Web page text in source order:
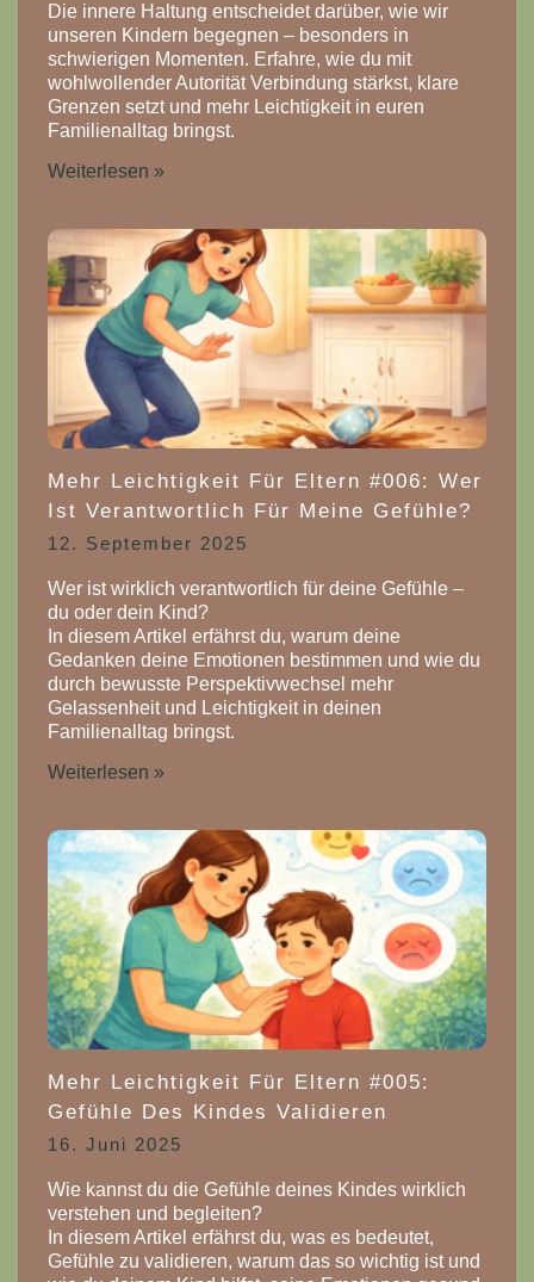
Die innere Haltung entscheidet darüber, wie wir
unseren Kindern begegnen – besonders in
schwierigen Momenten. Erfahre, wie du mit
wohlwollender Autorität Verbindung stärkst, klare
Grenzen setzt und mehr Leichtigkeit in euren
Familienalltag bringst.
Weiterlesen »
Mehr Leichtigkeit Für Eltern #006: Wer
Ist Verantwortlich Für Meine Gefühle?
12. September 2025
Wer ist wirklich verantwortlich für deine Gefühle –
du oder dein Kind?
In diesem Artikel erfährst du, warum deine
Gedanken deine Emotionen bestimmen und wie du
durch bewusste Perspektivwechsel mehr
Gelassenheit und Leichtigkeit in deinen
Familienalltag bringst.
Weiterlesen »
Mehr Leichtigkeit Für Eltern #005:
Gefühle Des Kindes Validieren
16. Juni 2025
Wie kannst du die Gefühle deines Kindes wirklich
verstehen und begleiten?
In diesem Artikel erfährst du, was es bedeutet,
Gefühle zu validieren, warum das so wichtig ist und